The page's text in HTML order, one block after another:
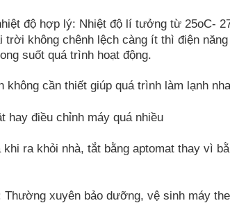
độ hợp lý: Nhiệt độ lí tưởng từ 25oC-
trời không chênh lệch càng ít thì điện
suốt quá trình hoạt động.
không cần thiết giúp quá trình làm lạnh
hay điều chỉnh máy quá nhiều
khi ra khỏi nhà, tắt bằng aptomat thay vì
Thường xuyên bảo dưỡng, vệ sinh máy